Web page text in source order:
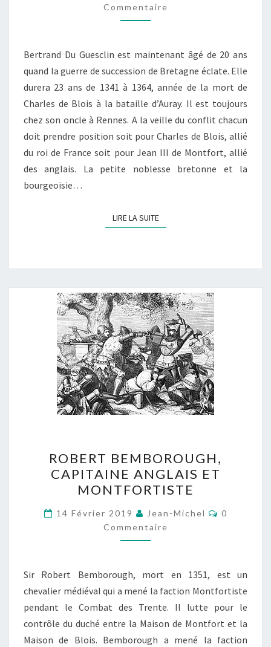
NOIR
DE
Commentaire
Bertrand Du Guesclin est maintenant âgé de 20 ans
quand la guerre de succession de Bretagne éclate. Elle
durera 23 ans de 1341 à 1364, année de la mort de
Charles de Blois à la bataille d’Auray. Il est toujours
chez son oncle à Rennes. A la veille du conflit chacun
doit prendre position soit pour Charles de Blois, allié
du roi de France soit pour Jean III de Montfort, allié
des anglais. La petite noblesse bretonne et la
bourgeoisie…
LIRE LA SUITELIRE LA SUITE
BEMBOROUGH,
CAPITAINE
ANGLAIS
ET
MONTFORTISTE
ROBERT BEMBOROUGH,
CAPITAINE ANGLAIS ET
MONTFORTISTE
14 Février 2019 Jean-Michel
0
Commentaire
Sir Robert Bemborough, mort en 1351, est un
chevalier médiéval qui a mené la faction Montfortiste
pendant le Combat des Trente. Il lutte pour le
contrôle du duché entre la Maison de Montfort et la
Maison de Blois. Bemborough a mené la faction